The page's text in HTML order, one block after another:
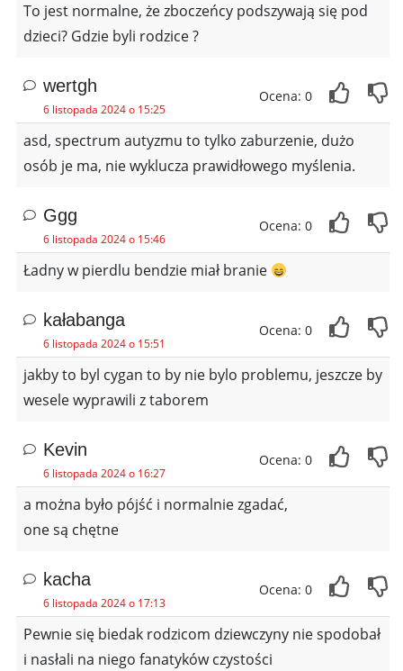
To jest normalne, że zboczeńcy podszywają się pod
dzieci? Gdzie byli rodzice ?
wertgh
6 listopada 2024 o 15:25
Ocena: 0
asd, spectrum autyzmu to tylko zaburzenie, dużo
osób je ma, nie wyklucza prawidłowego myślenia.
Ggg
6 listopada 2024 o 15:46
Ocena: 0
Ładny w pierdlu bendzie miał branie
kałabanga
6 listopada 2024 o 15:51
Ocena: 0
jakby to byl cygan to by nie bylo problemu, jeszcze by
wesele wyprawili z taborem
Kevin
6 listopada 2024 o 16:27
Ocena: 0
a można było pójść i normalnie zgadać,
one są chętne
kacha
6 listopada 2024 o 17:13
Ocena: 0
Pewnie się biedak rodzicom dziewczyny nie spodobał
i nasłali na niego fanatyków czystości